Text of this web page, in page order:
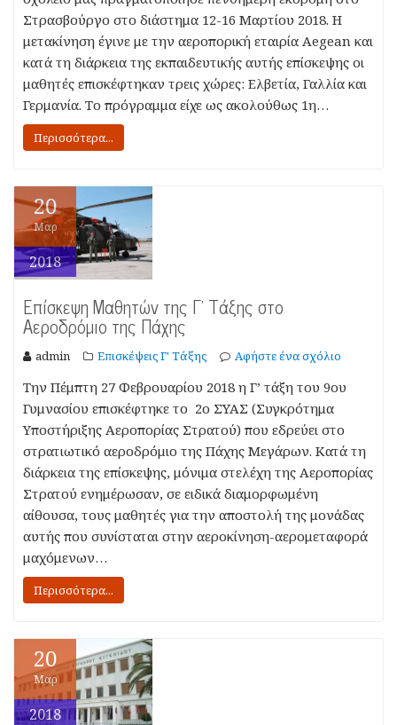
Στρασβούργο στο διάστημα 12-16 Μαρτίου 2018. Η
μετακίνηση έγινε με την αεροπορική εταιρία Aegean και
κατά τη διάρκεια της εκπαιδευτικής αυτής επίσκεψης οι
μαθητές επισκέφτηκαν τρεις χώρες: Ελβετία, Γαλλία και
Γερμανία. Το πρόγραμμα είχε ως ακολούθως 1η…
Περισσότερα...
20
Μαρ
2018
Επίσκεψη Μαθητών της Γ’ Τάξης στο
Αεροδρόμιο της Πάχης
admin Επισκέψεις Γ' Τάξης Αφήστε ένα σχόλιο
Tην Πέμπτη 27 Φεβρουαρίου 2018 η Γ’ τάξη του 9ου
Γυμνασίου επισκέφτηκε το 2ο ΣΥΑΣ (Συγκρότημα
Υποστήριξης Αεροπορίας Στρατού) που εδρεύει στο
στρατιωτικό αεροδρόμιο της Πάχης Μεγάρων. Κατά τη
διάρκεια της επίσκεψης, μόνιμα στελέχη της Αεροπορίας
Στρατού ενημέρωσαν, σε ειδικά διαμορφωμένη
αίθουσα, τους μαθητές για την αποστολή της μονάδας
αυτής που συνίσταται στην αεροκίνηση-αερομεταφορά
μαχόμενων…
Περισσότερα...
20
Μαρ
2018